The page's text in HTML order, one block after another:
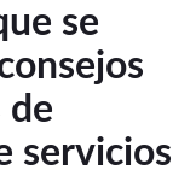
se
de
servicios